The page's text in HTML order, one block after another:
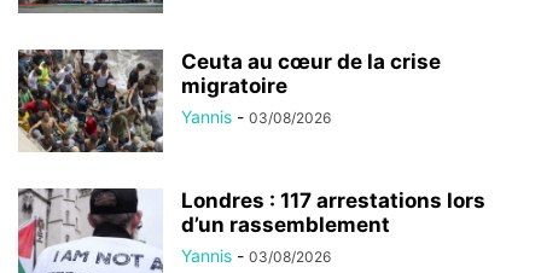
Ceuta au cœur de la crise
migratoire
Yannis - 03/08/2026
Londres : 117 arrestations lors
d’un rassemblement
Yannis - 03/08/2026